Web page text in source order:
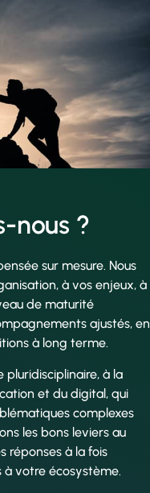
nous ?
sur mesure. Nous
à vos enjeux, à
de maturité
ajustés, en
à long terme.
pluridisciplinaire, à la
et du digital, qui
complexes
les bons leviers au
réponses à la fois
votre écosystème.